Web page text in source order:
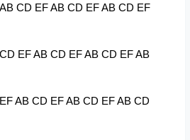
CD EF AB CD EF AB CD EF
EF AB CD EF AB CD EF AB
AB CD EF AB CD EF AB CD